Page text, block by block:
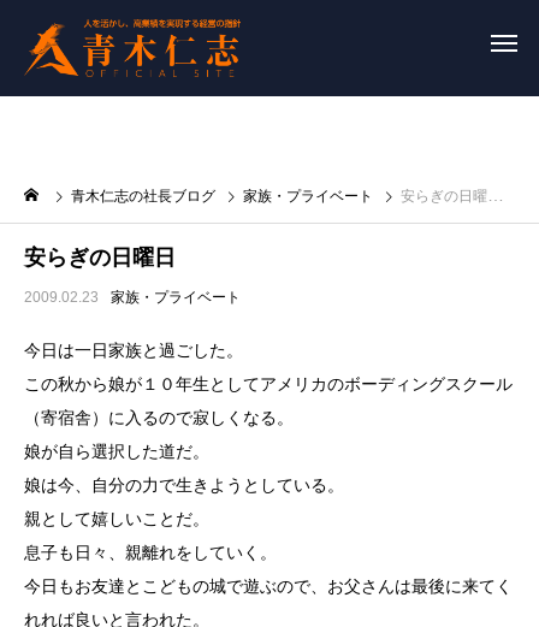
青木仁志の社長ブログ 家族・プライベート 安らぎの日曜日
安らぎの日曜日
2009.02.23 家族・プライベート
今日は一日家族と過ごした。
この秋から娘が１０年生としてアメリカのボーディングスクール
（寄宿舎）に入るので寂しくなる。
娘が自ら選択した道だ。
娘は今、自分の力で生きようとしている。
親として嬉しいことだ。
息子も日々、親離れをしていく。
今日もお友達とこどもの城で遊ぶので、お父さんは最後に来てく
れれば良いと言われた。